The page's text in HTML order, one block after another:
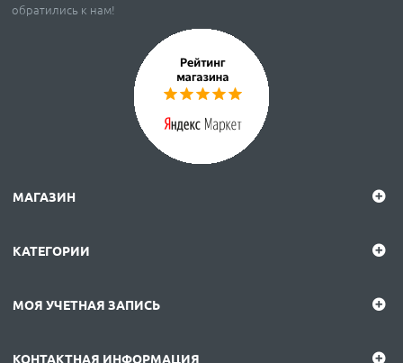
обратились к нам!
МАГАЗИН
КАТЕГОРИИ
МОЯ УЧЕТНАЯ ЗАПИСЬ
КОНТАКТНАЯ ИНФОРМАЦИЯ